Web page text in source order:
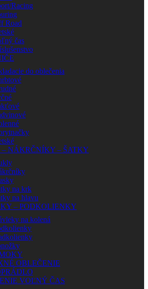
Racing
Road
čas
do oblečenia
NÁKRČNÍKY – ŠATKY
na krk
na hlavu
– PODKOLIENKY
na kolená
OBLEČENIE
VOĽNÝ ČAS